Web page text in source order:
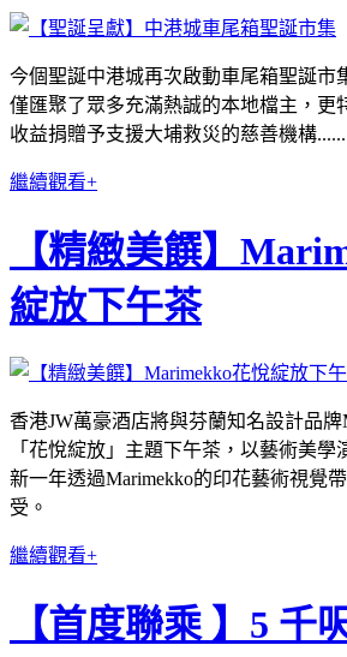
今個聖誕中港城再次啟動車尾箱聖誕市
僅匯聚了眾多充滿熱誠的本地檔主，更
收益捐贈予支援大埔救災的慈善機構......
繼續觀看+
【精緻美饌】
綻放下午茶
香港JW萬豪酒店將與芬蘭知名設計品牌
「花悅綻放」主題下午茶，以藝術美
新一年透過Marimekko的印花藝術視覺
受。
繼續觀看+
【首度聯乘 】5 千